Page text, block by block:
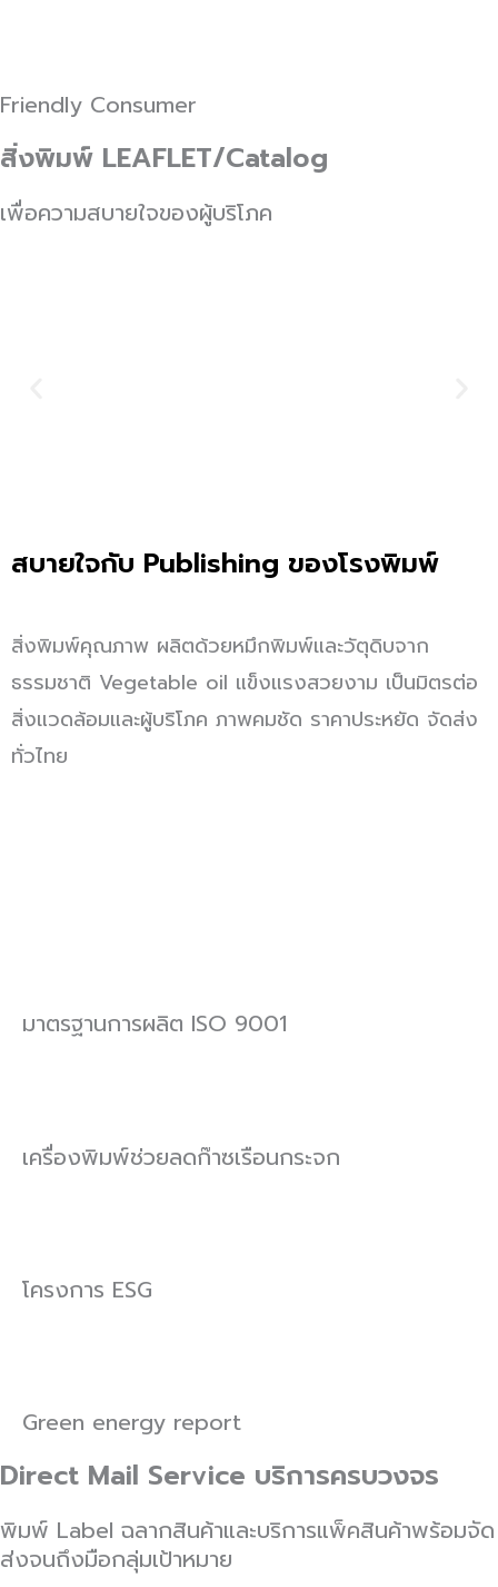
Friendly Consumer
สิ่งพิมพ์ LEAFLET/Catalog
เพื่อความสบายใจของผู้บริโภค
สบายใจกับ Publishing ของโรงพิมพ์
สิ่งพิมพ์คุณภาพ ผลิตด้วยหมึกพิมพ์และวัตุดิบจาก
ธรรมชาติ Vegetable oil แข็งแรงสวยงาม เป็นมิตรต่อ
สิ่งแวดล้อมและผู้บริโภค ภาพคมชัด ราคาประหยัด จัดส่ง
ทั่วไทย
มาตรฐานการผลิต ISO 9001
เครื่องพิมพ์ช่วยลดก๊าซเรือนกระจก
โครงการ ESG
Green energy report
Direct Mail Service บริการครบวงจร
พิมพ์ Label ฉลากสินค้าและบริการแพ็คสินค้าพร้อมจัด
ส่งจนถึงมือกลุ่มเป้าหมาย